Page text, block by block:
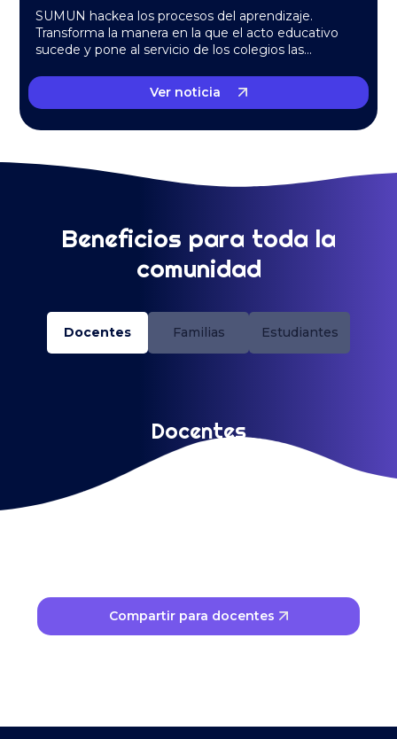
SUMUN hackea los procesos del aprendizaje.
Transforma la manera en la que el acto educativo
sucede y pone al servicio de los colegios las…
Ver noticia
Beneficios para toda la
comunidad
Docentes Familias Estudiantes
Docentes
Compartir para docentes